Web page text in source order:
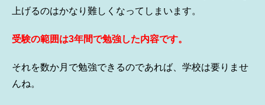
上げるのはかなり難しくなってしまいます。
受験の範囲は3年間で勉強した内容です。
それを数か月で勉強できるのであれば、学校は要りませ
んね。